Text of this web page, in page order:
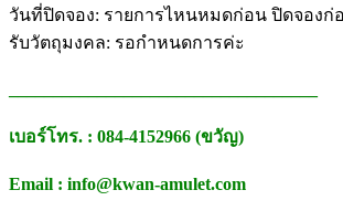
วันที่ปิดจอง: รายการไหนหมดก่อน ปิดจองก่
รับวัตถุมงคล: รอกำหนดการค่ะ
เบอร์โทร. : 084-4152966 (ขวัญ)
Email : info@kwan-amulet.com